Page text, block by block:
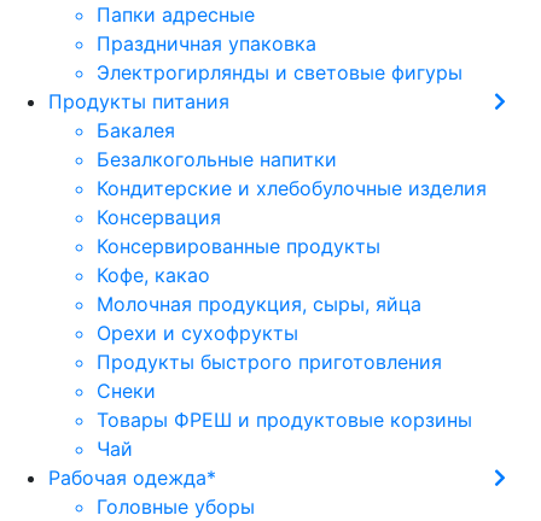
Папки адресные
Праздничная упаковка
Электрогирлянды и световые фигуры
Продукты питания
Бакалея
Безалкогольные напитки
Кондитерские и хлебобулочные изделия
Консервация
Консервированные продукты
Кофе, какао
Молочная продукция, сыры, яйца
Орехи и сухофрукты
Продукты быстрого приготовления
Снеки
Товары ФРЕШ и продуктовые корзины
Чай
Рабочая одежда*
Головные уборы